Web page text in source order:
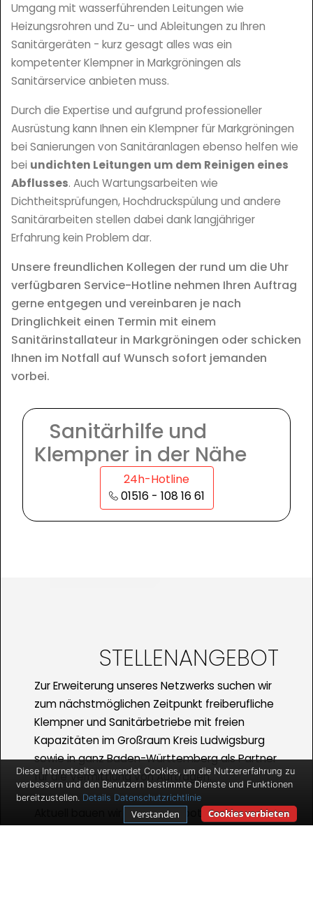
Umgang mit wasserführenden Leitungen wie
Heizungsrohren und Zu- und Ableitungen zu Ihren
Sanitärgeräten - kurz gesagt alles was ein
kompetenter Klempner in Markgröningen als
Sanitärservice anbieten muss.
Durch die Expertise und aufgrund professioneller
Ausrüstung kann Ihnen ein Klempner für Markgröningen
bei Sanierungen von Sanitäranlagen ebenso helfen wie
bei undichten Leitungen um dem Reinigen eines
Abflusses. Auch Wartungsarbeiten wie
Dichtheitsprüfungen, Hochdruckspülung und andere
Sanitärarbeiten stellen dabei dank langjähriger
Erfahrung kein Problem dar.
Unsere freundlichen Kollegen der rund um die Uhr
verfügbaren Service-Hotline nehmen Ihren Auftrag
gerne entgegen und vereinbaren je nach
Dringlichkeit einen Termin mit einem
Sanitärinstallateur in Markgröningen oder schicken
Ihnen im Notfall auf Wunsch sofort jemanden
vorbei.
Sanitärhilfe und
Klempner in der Nähe
24h-Hotline
01516 - 108 16 61
STELLENANGEBOT
Zur Erweiterung unseres Netzwerks suchen wir
zum nächstmöglichen Zeitpunkt freiberufliche
Klempner und Sanitärbetriebe mit freien
Kapazitäten im Großraum Kreis Ludwigsburg
sowie in ganz Baden-Württemberg als Partner
für die Vermittlung von Aufträgen.
Aktuell bauen wir unser Angebot in
Diese Internetseite verwendet Cookies, um die Nutzererfahrung zu
verbessern und den Benutzern bestimmte Dienste und Funktionen
bereitzustellen. Details Datenschutzrichtlinie
Cookies verbieten
Verstanden